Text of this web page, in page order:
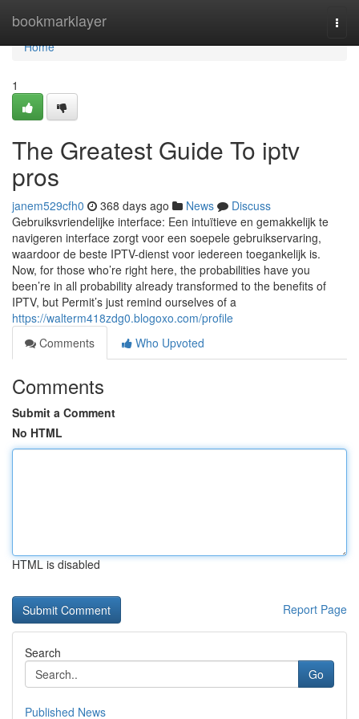
bookmarklayer
Home
Home
1
The Greatest Guide To iptv
pros
janem529cfh0 368 days ago News
Discuss
Gebruiksvriendelijke interface: Een intuïtieve en gemakkelijk te
navigeren interface zorgt voor een soepele gebruikservaring,
waardoor de beste IPTV-dienst voor iedereen toegankelijk is.
Now, for those who’re right here, the probabilities have you
been’re in all probability already transformed to the benefits of
IPTV, but Permit’s just remind ourselves of a
https://walterm418zdg0.blogoxo.com/profile
Comments
Who Upvoted
Comments
Submit a Comment
No HTML
HTML is disabled
Report Page
Search
Go
Published News